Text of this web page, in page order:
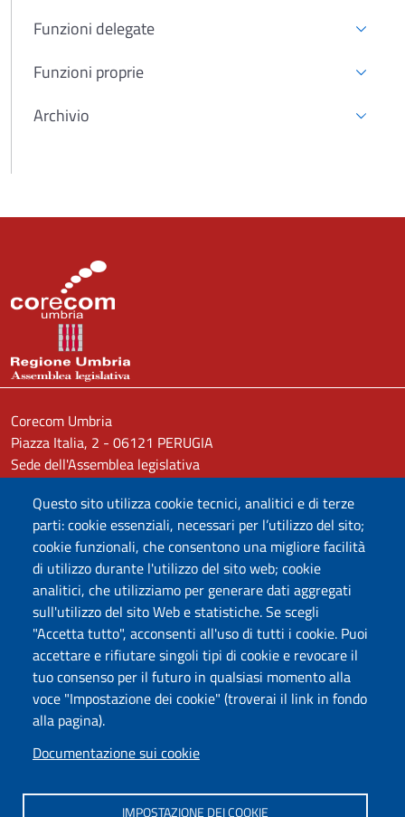
Funzioni delegate
Funzioni proprie
Archivio
Questo sito utilizza cookie tecnici, analitici e di terze
parti: cookie essenziali, necessari per l’utilizzo del sito;
cookie funzionali, che consentono una migliore facilità
di utilizzo durante l'utilizzo del sito web; cookie
analitici, che utilizziamo per generare dati aggregati
sull'utilizzo del sito Web e statistiche. Se scegli
"Accetta tutto", acconsenti all'uso di tutti i cookie. Puoi
accettare e rifiutare singoli tipi di cookie e revocare il
tuo consenso per il futuro in qualsiasi momento alla
voce "Impostazione dei cookie" (troverai il link in fondo
alla pagina).
Documentazione sui cookie
IMPOSTAZIONE DEI COOKIE
Corecom Umbria
Piazza Italia, 2 - 06121 PERUGIA
Sede dell'Assemblea legislativa
Caselle PEC
corecom.umbria.contenzioso@arubapec.it
cons.reg.umbria@arubapec.it
Vi invitiamo ad utilizzare la seguente mail per segnalare
pagine o sezioni non accessibili, in modo da fornirvi un
contenuto alternativo e correggere gli errori:
comunicazione@alumbria.it
Small prints
Useful links section
Mappa